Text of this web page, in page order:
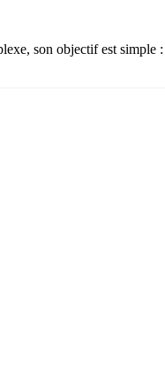
son objectif est simple